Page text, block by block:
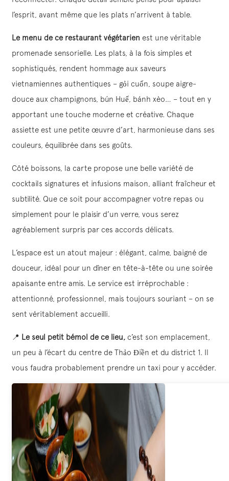
l’esprit, avant même que les plats n’arrivent à table.
Le menu de ce restaurant végétarien est une véritable
promenade sensorielle. Les plats, à la fois simples et
sophistiqués, rendent hommage aux saveurs
vietnamiennes authentiques – gỏi cuốn, soupe aigre-
douce aux champignons, bún Huế, bánh xèo… – tout en y
apportant une touche moderne et créative. Chaque
assiette est une petite œuvre d’art, harmonieuse dans ses
couleurs, équilibrée dans ses goûts.
Côté boissons, la carte propose une belle variété de
cocktails signatures et infusions maison, alliant fraîcheur et
subtilité. Que ce soit pour accompagner votre repas ou
simplement pour le plaisir d’un verre, vous serez
agréablement surpris par ces accords délicats.
L’espace est un atout majeur : élégant, calme, baigné de
douceur, idéal pour un dîner en tête-à-tête ou une soirée
apaisante entre amis. Le service est irréprochable :
attentionné, professionnel, mais toujours souriant – on se
sent véritablement accueilli.
📍 Le seul petit bémol de ce lieu, c’est son emplacement,
un peu à l’écart du centre de Thảo Điền et du district 1. Il
vous faudra probablement prendre un taxi pour y accéder.